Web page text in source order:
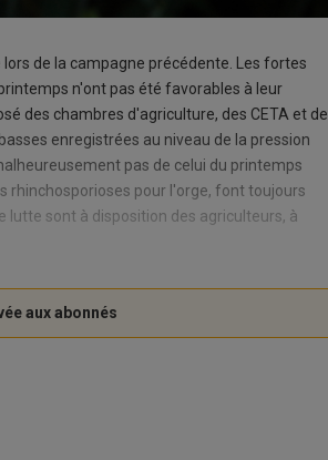
de la campagne précédente. Les fortes
n'ont pas été favorables à leur
des chambres d'agriculture, des CETA et de
enregistrées au niveau de la pression
pas de celui du printemps
rhinchosporioses pour l'orge, font toujours
lutte sont à disposition des agriculteurs, à